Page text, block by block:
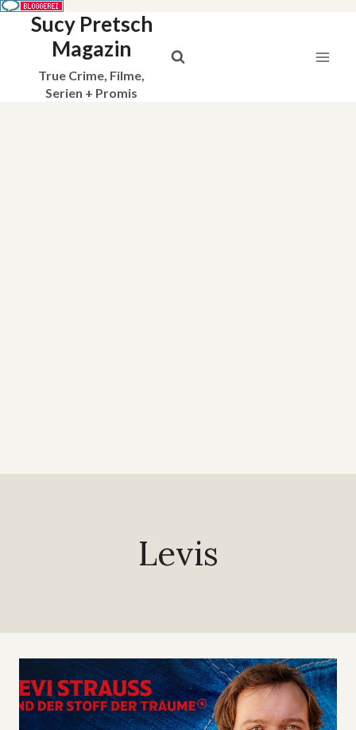
Sucy Pretsch
Magazin
True Crime, Filme,
Serien + Promis
Levis